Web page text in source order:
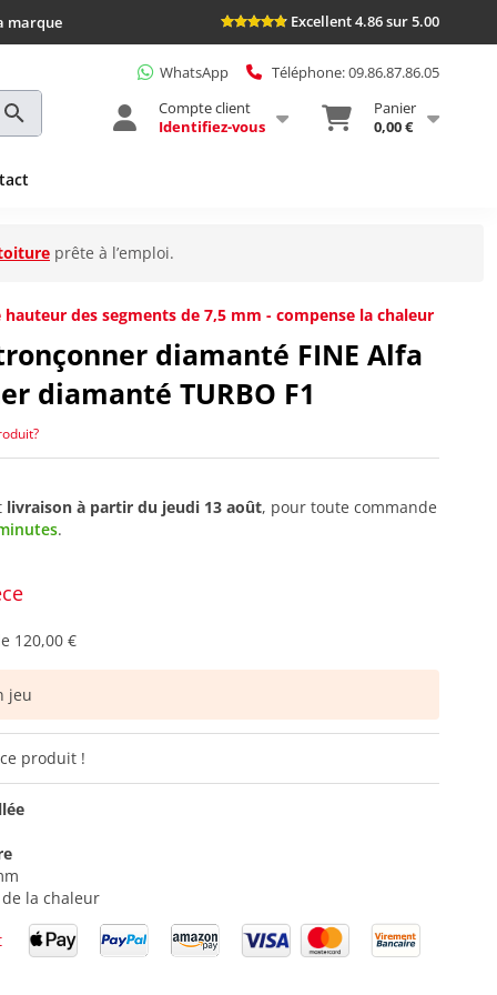
marque Excellent 4.86 sur 5.00
WhatsApp
Téléphone: 09.86.87.86.05
Compte client
Identifiez-vous
Panier
0,00 €
prête à l’emploi.
des segments de 7,5 mm - compense la chaleur
diamanté FINE Alfa
diamanté TURBO F1
livraison à partir du jeudi 13 août, pour toute commande
.
120,00 €
jeu
produit !
la chaleur